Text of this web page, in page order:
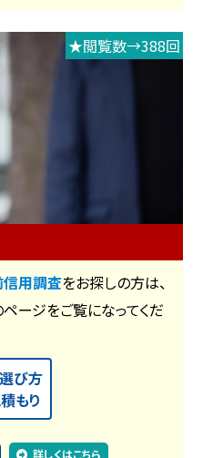
★閲覧数→388回
用調査をお探しの方は、
ージをご覧になってくだ
び方
もり
詳しくはこちら